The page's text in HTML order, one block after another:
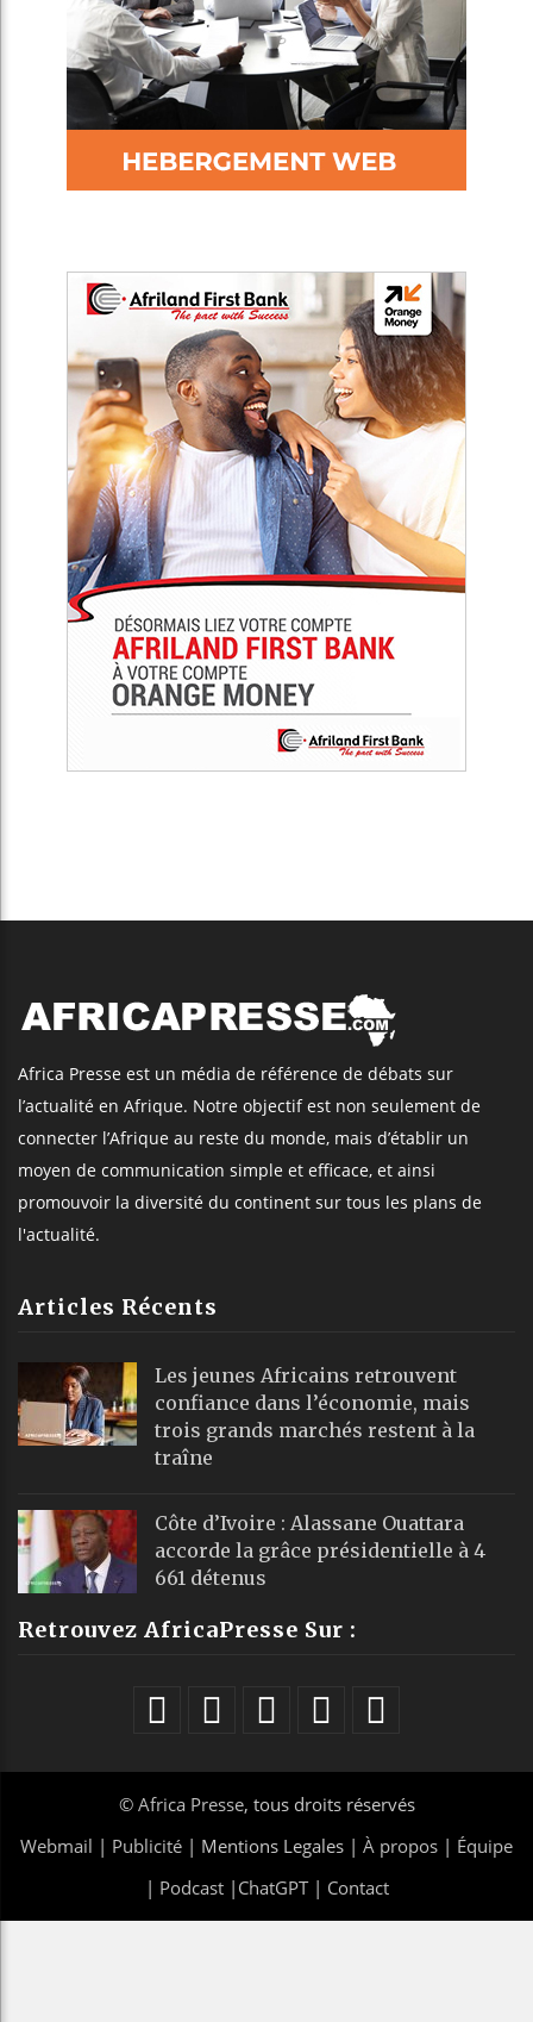
Africa Presse est un média de référence de débats sur
l’actualité en Afrique. Notre objectif est non seulement de
connecter l’Afrique au reste du monde, mais d’établir un
moyen de communication simple et efficace, et ainsi
promouvoir la diversité du continent sur tous les plans de
l'actualité.
Articles Récents
Les jeunes Africains retrouvent
confiance dans l’économie, mais
trois grands marchés restent à la
traîne
Côte d’Ivoire : Alassane Ouattara
accorde la grâce présidentielle à 4
661 détenus
Retrouvez AfricaPresse Sur :
© Africa Presse, tous droits réservés
Webmail | Publicité | Mentions Legales | À propos | Équipe
| Podcast| ChatGPT| Contact